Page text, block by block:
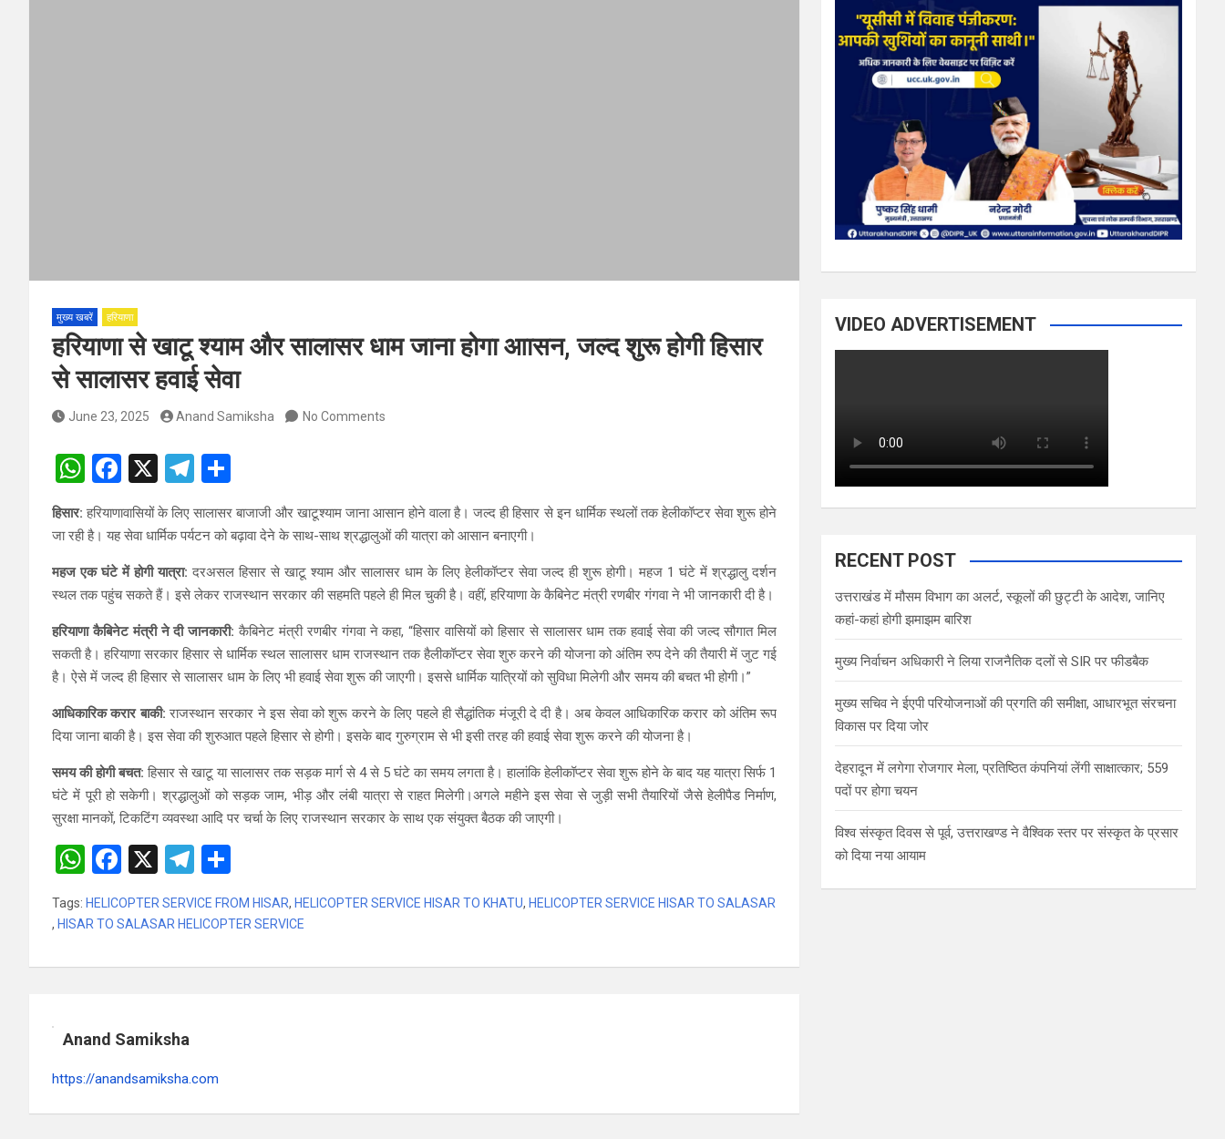
मुख्य खबरें हरियाणा
हरियाणा से खाटू श्याम और सालासर धाम जाना होगा आासन, जल्द शुरू होगी हिसार
से सालासर हवाई सेवा
June 23, 2025 Anand Samiksha No Comments
W
h
at
A
p
p
F
a
ce
b
o
k
X
T
e
a
ar
e
हिसार:हरियाणावासियों के लिए सालासर बाजाजी और खाटूश्याम जाना आसान होने वाला है। जल्द ही हिसार से इन धार्मिक स्थलों तक हेलीकॉप्टर सेवा शुरू होने
जा रही है। यह सेवा धार्मिक पर्यटन को बढ़ावा देने के साथ-साथ श्रद्धालुओं की यात्रा को आसान बनाएगी।
महज एक घंटे में होगी यात्रा:दरअसल हिसार से खाटू श्याम और सालासर धाम के लिए हेलीकॉप्टर सेवा जल्द ही शुरू होगी। महज 1 घंटे में श्रद्धालु दर्शन
स्थल तक पहुंच सकते हैं। इसे लेकर राजस्थान सरकार की सहमति पहले ही मिल चुकी है। वहीं, हरियाणा के कैबिनेट मंत्री रणबीर गंगवा ने भी जानकारी दी है।
हरियाणा कैबिनेट मंत्री ने दी जानकारी:कैबिनेट मंत्री रणबीर गंगवा ने कहा, “हिसार वासियों को हिसार से सालासर धाम तक हवाई सेवा की जल्द सौगात मिल
सकती है। हरियाणा सरकार हिसार से धार्मिक स्थल सालासर धाम राजस्थान तक हैलीकॉप्टर सेवा शुरु करने की योजना को अंतिम रुप देने की तैयारी में जुट गई
है। ऐसे में जल्द ही हिसार से सालासर धाम के लिए भी हवाई सेवा शुरू की जाएगी। इससे धार्मिक यात्रियों को सुविधा मिलेगी और समय की बचत भी होगी।”
आधिकारिक करार बाकी: राजस्थान सरकार ने इस सेवा को शुरू करने के लिए पहले ही सैद्धांतिक मंजूरी दे दी है। अब केवल आधिकारिक करार को अंतिम रूप
दिया जाना बाकी है। इस सेवा की शुरुआत पहले हिसार से होगी। इसके बाद गुरुग्राम से भी इसी तरह की हवाई सेवा शुरू करने की योजना है।
समय की होगी बचत: हिसार से खाटू या सालासर तक सड़क मार्ग से 4 से 5 घंटे का समय लगता है। हालांकि हेलीकॉप्टर सेवा शुरू होने के बाद यह यात्रा सिर्फ 1
घंटे में पूरी हो सकेगी। श्रद्धालुओं को सड़क जाम, भीड़ और लंबी यात्रा से राहत मिलेगी।अगले महीने इस सेवा से जुड़ी सभी तैयारियों जैसे हेलीपैड निर्माण,
सुरक्षा मानकों, टिकटिंग व्यवस्था आदि पर चर्चा के लिए राजस्थान सरकार के साथ एक संयुक्त बैठक की जाएगी।
W
h
at
A
p
F
a
ce
o
k
X
T
el
e
a
h
ar
Tags: HELICOPTER SERVICE FROM HISAR, HELICOPTER SERVICE HISAR TO KHATU, HELICOPTER SERVICE HISAR TO SALASAR
, HISAR TO SALASAR HELICOPTER SERVICE
Anand Samiksha
https://anandsamiksha.com
VIDEO ADVERTISEMENT
RECENT POST
उत्तराखंड में मौसम विभाग का अलर्ट, स्कूलों की छुट्टी के आदेश, जानिए
कहां-कहां होगी झमाझम बारिश
मुख्य निर्वाचन अधिकारी ने लिया राजनैतिक दलों से SIR पर फीडबैक
मुख्य सचिव ने ईएपी परियोजनाओं की प्रगति की समीक्षा, आधारभूत संरचना
विकास पर दिया जोर
देहरादून में लगेगा रोजगार मेला, प्रतिष्ठित कंपनियां लेंगी साक्षात्कार; 559
पदों पर होगा चयन
विश्व संस्कृत दिवस से पूर्व, उत्तराखण्ड ने वैश्विक स्तर पर संस्कृत के प्रसार
को दिया नया आयाम